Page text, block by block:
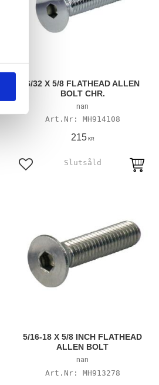
6/32 X 5/8 FLATHEAD ALLEN
BOLT CHR.
nan
MH914108
215KR
Lägg till i favoriter
5/16-18 X 5/8 INCH FLATHEAD
ALLEN BOLT
nan
MH913278